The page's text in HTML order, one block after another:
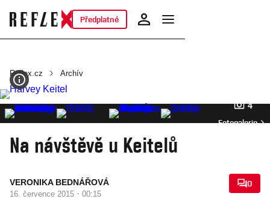
Předplatné
Reflex.cz Archív
4
Fotogalerie
Na návštěvě u Keitelů
VERONIKA BEDNÁŘOVÁ
16. července 2015 · 00:15
0